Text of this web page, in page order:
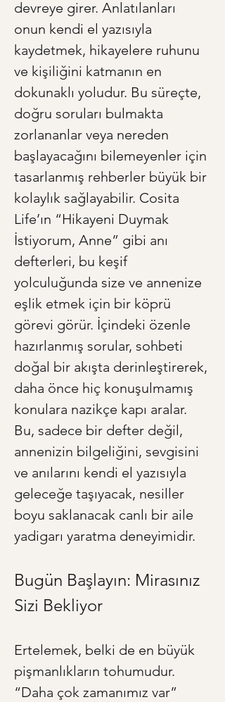
devreye girer. Anlatılanları
onun kendi el yazısıyla
kaydetmek, hikayelere ruhunu
ve kişiliğini katmanın en
dokunaklı yoludur. Bu süreçte,
doğru soruları bulmakta
zorlananlar veya nereden
başlayacağını bilemeyenler için
tasarlanmış rehberler büyük bir
kolaylık sağlayabilir. Cosita
Life’ın “Hikayeni Duymak
İstiyorum, Anne” gibi anı
defterleri, bu keşif
yolculuğunda size ve annenize
eşlik etmek için bir köprü
görevi görür. İçindeki özenle
hazırlanmış sorular, sohbeti
doğal bir akışta derinleştirerek,
daha önce hiç konuşulmamış
konulara nazikçe kapı aralar.
Bu, sadece bir defter değil,
annenizin bilgeliğini, sevgisini
ve anılarını kendi el yazısıyla
geleceğe taşıyacak, nesiller
boyu saklanacak canlı bir aile
yadigarı yaratma deneyimidir.
Bugün Başlayın: Mirasınız
Sizi Bekliyor
Ertelemek, belki de en büyük
pişmanlıkların tohumudur.
“Daha çok zamanımız var”